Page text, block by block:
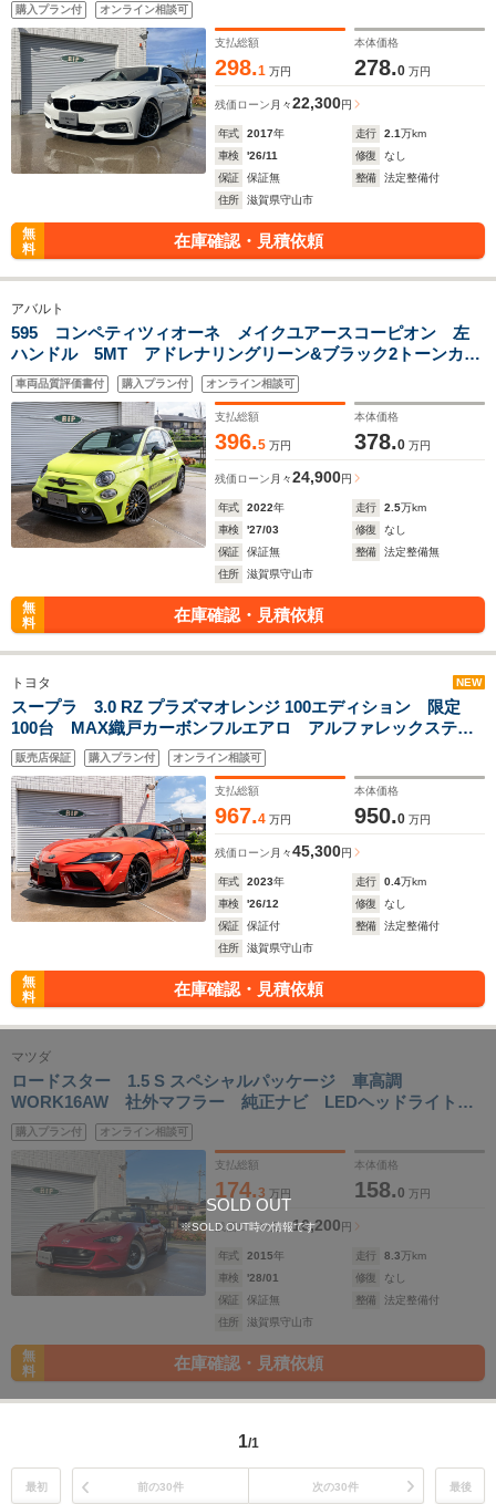
ル インテリセーフティ ドラレコ Mミラーカバー
購入プラン付 オンライン相談可
支払総額
298.1 万円
本体価格
278.0 万円
残価ローン 月々22,300円
年式 2017年 走行 2.1万km
車検
'26/11 修復
なし
保証
保証無 整備
法定整備付
住所
滋賀県守山市
無
料
在庫確認・見積依頼
アバルト
595 コンペティツィオーネ メイクユアースコーピオン 左
ハンドル 5MT アドレナリングリーン&ブラック2トーンカラ
ー レコモン イエローブレンボ ディスプレイオーディオ
ETC ハンドルスペーサー
車両品質評価書付 購入プラン付 オンライン相談可
支払総額
396.5 万円
本体価格
378.0 万円
残価ローン 月々24,900円
年式 2022年 走行 2.5万km
車検
'27/03 修復
なし
保証
保証無 整備
法定整備無
住所
滋賀県守山市
無
料
在庫確認・見積依頼
トヨタ NEW
スープラ 3.0 RZ プラズマオレンジ 100エディション 限定
100台 MAX織戸カーボンフルエアロ アルファレックステー
ルライト カーボンミラーカバー カーボンナンバーステー
前後ドラレコ 屋根下保管
販売店保証 購入プラン付 オンライン相談可
支払総額
967.4 万円
本体価格
950.0 万円
残価ローン 月々45,300円
年式 2023年 走行 0.4万km
車検
'26/12 修復
なし
保証
保証付 整備
法定整備付
住所
滋賀県守山市
無
料
在庫確認・見積依頼
SOLD OUT
※SOLD OUT時の情報です
マツダ
ロードスター 1.5 S スペシャルパッケージ 車高調
WORK16AW 社外マフラー 純正ナビ LEDヘッドライト
タワーバー&ロールケージ
購入プラン付 オンライン相談可
支払総額
174.3 万円
本体価格
158.0 万円
残価ローン月々16,200 円
年式 2015年 走行 8.3万km
車検
'28/01 修復
なし
保証
保証無 整備
法定整備付
住所
滋賀県守山市
無
料
在庫確認・見積依頼
1/1
最初 前の30件 次の30件
最後